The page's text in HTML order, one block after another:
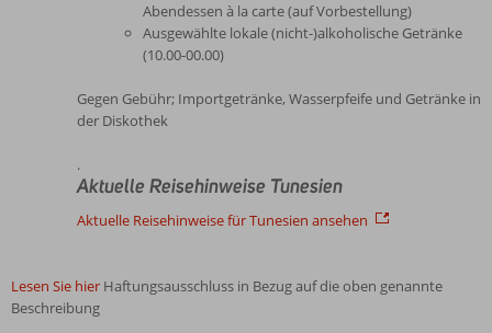
Abendessen à la carte (auf Vorbestellung)
Ausgewählte lokale (nicht-)alkoholische Getränke
(10.00-00.00)
Gegen Gebühr; Importgetränke, Wasserpfeife und Getränke in
der Diskothek
.
Aktuelle Reisehinweise Tunesien
Aktuelle Reisehinweise für Tunesien ansehen
Lesen Sie hier Haftungsausschluss in Bezug auf die oben genannte
Beschreibung